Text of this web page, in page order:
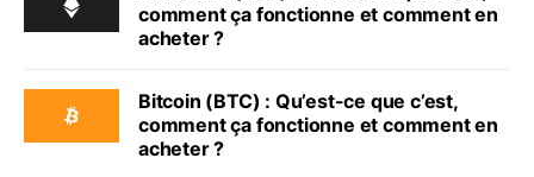
comment ça fonctionne et comment en
acheter ?
Bitcoin (BTC) : Qu’est-ce que c’est,
comment ça fonctionne et comment en
acheter ?